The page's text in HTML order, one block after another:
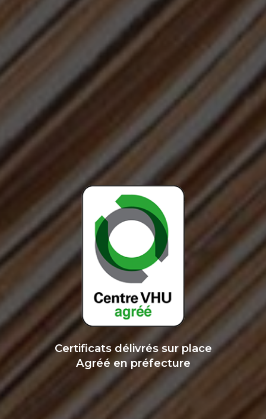
Certificats délivrés sur place
Agréé en préfecture